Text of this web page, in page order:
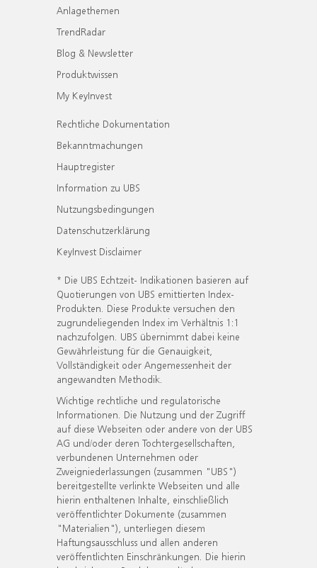
Anlagethemen
TrendRadar
Blog & Newsletter
Produktwissen
My KeyInvest
Rechtliche Dokumentation
Bekanntmachungen
Hauptregister
Information zu UBS
Nutzungsbedingungen
Datenschutzerklärung
KeyInvest Disclaimer
* Die UBS Echtzeit- Indikationen basieren auf
Quotierungen von UBS emittierten Index-
Produkten. Diese Produkte versuchen den
zugrundeliegenden Index im Verhältnis 1:1
nachzufolgen. UBS übernimmt dabei keine
Gewährleistung für die Genauigkeit,
Vollständigkeit oder Angemessenheit der
angewandten Methodik.
Wichtige rechtliche und regulatorische
Informationen. Die Nutzung und der Zugriff
auf diese Webseiten oder andere von der UBS
AG und/oder deren Tochtergesellschaften,
verbundenen Unternehmen oder
Zweigniederlassungen (zusammen "UBS")
bereitgestellte verlinkte Webseiten und alle
hierin enthaltenen Inhalte, einschließlich
veröffentlichter Dokumente (zusammen
"Materialien"), unterliegen diesem
Haftungsausschluss und allen anderen
veröffentlichten Einschränkungen. Die hierin